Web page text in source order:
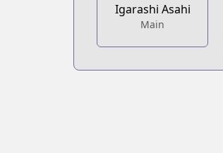
Igarashi Asahi
Main